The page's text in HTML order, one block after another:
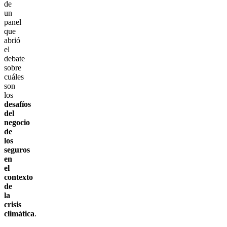
de
un
panel
que
abrió
el
debate
sobre
cuáles
son
los
desafíos
del
negocio
de
los
seguros
en
el
contexto
de
la
crisis
climática.